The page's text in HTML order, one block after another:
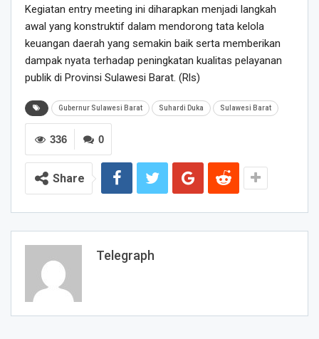
Kegiatan entry meeting ini diharapkan menjadi langkah
awal yang konstruktif dalam mendorong tata kelola
keuangan daerah yang semakin baik serta memberikan
dampak nyata terhadap peningkatan kualitas pelayanan
publik di Provinsi Sulawesi Barat. (Rls)
Gubernur Sulawesi Barat Suhardi Duka Sulawesi Barat
0
336
Share
Telegraph